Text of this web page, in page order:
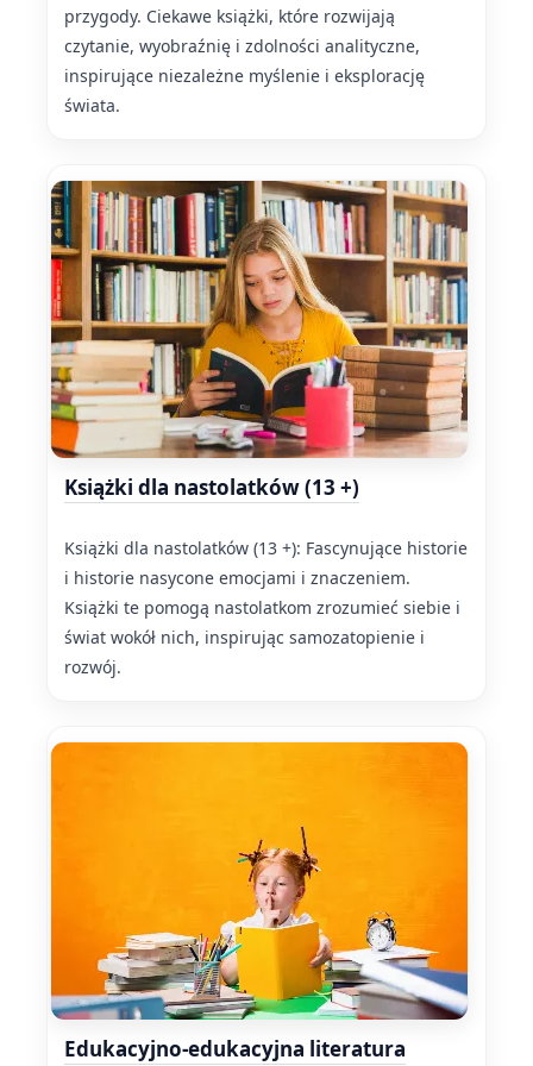
przygody. Ciekawe książki, które rozwijają
czytanie, wyobraźnię i zdolności analityczne,
inspirujące niezależne myślenie i eksplorację
świata.
Książki dla nastolatków (13 +)
Książki dla nastolatków (13 +): Fascynujące historie
i historie nasycone emocjami i znaczeniem.
Książki te pomogą nastolatkom zrozumieć siebie i
świat wokół nich, inspirując samozatopienie i
rozwój.
Edukacyjno-edukacyjna literatura